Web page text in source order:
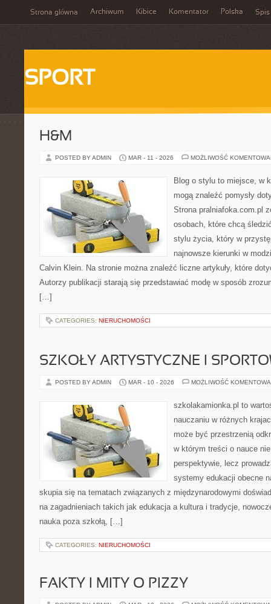
Strona główna Archiwum Kibice Komentator Polska Spis
SPORT
H&M
POSTED BY ADMIN MAR - 11 - 2026 MOŻLIWOŚĆ
Blog o stylu to miejsce, w
mogą znaleźć pomysły
Strona pralniafoka.com.pl
osobach, które chcą
stylu życia, który w
najnowsze kierunki w
Calvin Klein. Na stronie można znaleźć liczne artykuły, które
Autorzy publikacji starają się przedstawiać modę w sposób
[…]
CATEGORIES: NIERUCHOMOŚCI
SZKOŁY ARTYSTYCZNE I
POSTED BY ADMIN MAR - 10 - 2026 MOŻLIWOŚĆ
szkolakamionka.pl to
nauczaniu w różnych
może być przestrzenią
w którym treści o nauce
perspektywie, lecz
systemy edukacji obecne
skupia się na tematach związanych z międzynarodowymi
na zagadnieniach takich jak edukacja a kultura i tradycje,
nauka poza szkołą, […]
CATEGORIES: NIERUCHOMOŚCI
FAKTY I MITY O PIZZY